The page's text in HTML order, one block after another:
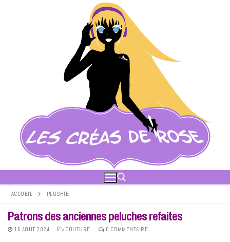
Rechercher :
ACCUEIL PLUSHIE
Patrons des anciennes peluches refaites
16 AOÛT 2024 COUTURE 0 COMMENTAIRE